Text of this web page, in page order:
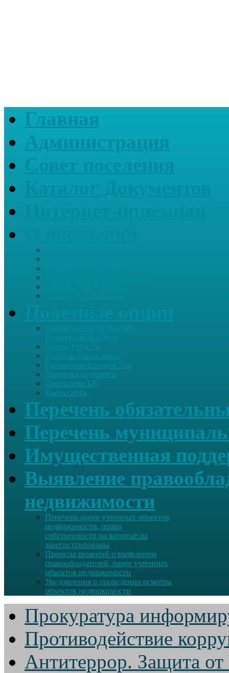
Главная
Администрация
Гимны РФ и РБ
Интерактивная карта
Расписание станция Уфа
Проверка на вирусы
Программа ТВ
Карта сайта
Перечень
Перечень
Имущественная
Выявление
недвижимости
Перечень ранее учтенных объектов
недвижимости, право
собственности на которые на
зарегистрированы
Проекты решений о выявлении
правообладателей, ранее учтенных
объектов недвижимости
Уведомления о проведении осмотра
объектов недвижимости
Прокуратура
Противодействие
Антитеррор. Защита